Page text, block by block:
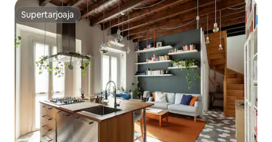
Supertarjoaja
Supertarjoaja